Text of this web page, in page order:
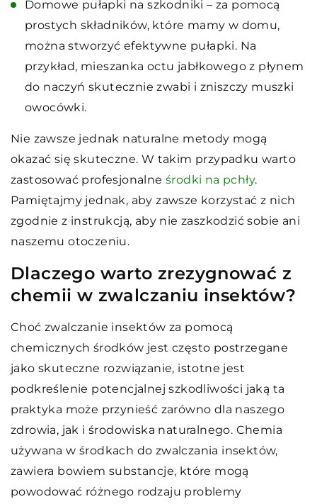
Domowe pułapki na szkodniki – za pomocą
prostych składników, które mamy w domu,
można stworzyć efektywne pułapki. Na
przykład, mieszanka octu jabłkowego z płynem
do naczyń skutecznie zwabi i zniszczy muszki
owocówki.
Nie zawsze jednak naturalne metody mogą
okazać się skuteczne. W takim przypadku warto
zastosować profesjonalne środki na pchły.
Pamiętajmy jednak, aby zawsze korzystać z nich
zgodnie z instrukcją, aby nie zaszkodzić sobie ani
naszemu otoczeniu.
Dlaczego warto zrezygnować z
chemii w zwalczaniu insektów?
Choć zwalczanie insektów za pomocą
chemicznych środków jest często postrzegane
jako skuteczne rozwiązanie, istotne jest
podkreślenie potencjalnej szkodliwości jaką ta
praktyka może przynieść zarówno dla naszego
zdrowia, jak i środowiska naturalnego. Chemia
używana w środkach do zwalczania insektów,
zawiera bowiem substancje, które mogą
powodować różnego rodzaju problemy